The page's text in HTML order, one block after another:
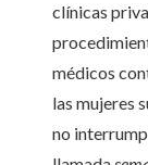
clínicas
médicos
las mujeres
no